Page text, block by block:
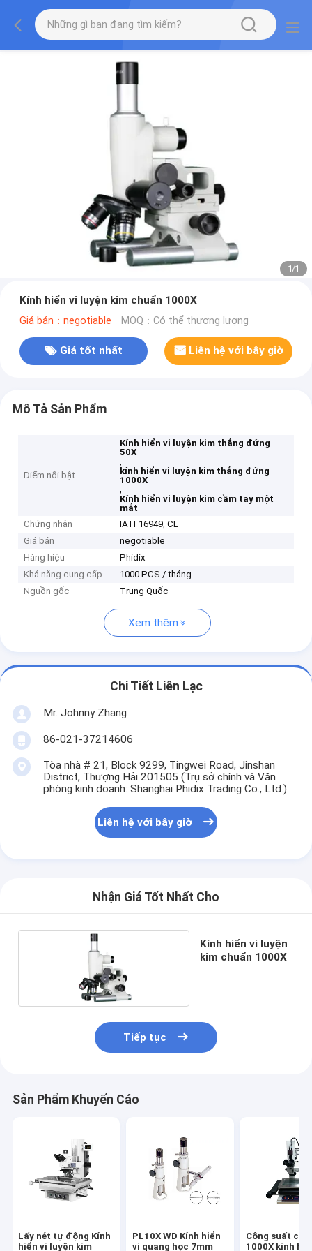
1/1
Kính hiển vi luyện kim chuẩn 1000X
Giá bán：negotiable MOQ：Có thể thương lượng
Giá tốt nhất Liên hệ với bây giờ
Mô Tả Sản Phẩm
Điểm nổi bật
Kính hiển vi luyện kim thẳng đứng
50X
,
kính hiển vi luyện kim thẳng đứng
1000X
,
Kính hiển vi luyện kim cầm tay một
mắt
Chứng nhận
IATF16949, CE
Giá bán
negotiable
Hàng hiệu
Phidix
Khả năng cung cấp
1000 PCS / tháng
Nguồn gốc
Trung Quốc
Xem thêm
Chi Tiết Liên Lạc
Mr. Johnny Zhang
86-021-37214606
Tòa nhà # 21, Block 9299, Tingwei Road, Jinshan
District, Thượng Hải 201505 (Trụ sở chính và Văn
phòng kinh doanh: Shanghai Phidix Trading Co., Ltd.)
Liên hệ với bây giờ
Nhận Giá Tốt Nhất Cho
Kính hiển vi luyện
kim chuẩn 1000X
Tiếp tục
Sản Phẩm Khuyến Cáo
Lấy nét tự động Kính
hiển vi luyện kim
PL10X WD Kính hiển
vi quang học 7mm
Công suất cao
1000X kính